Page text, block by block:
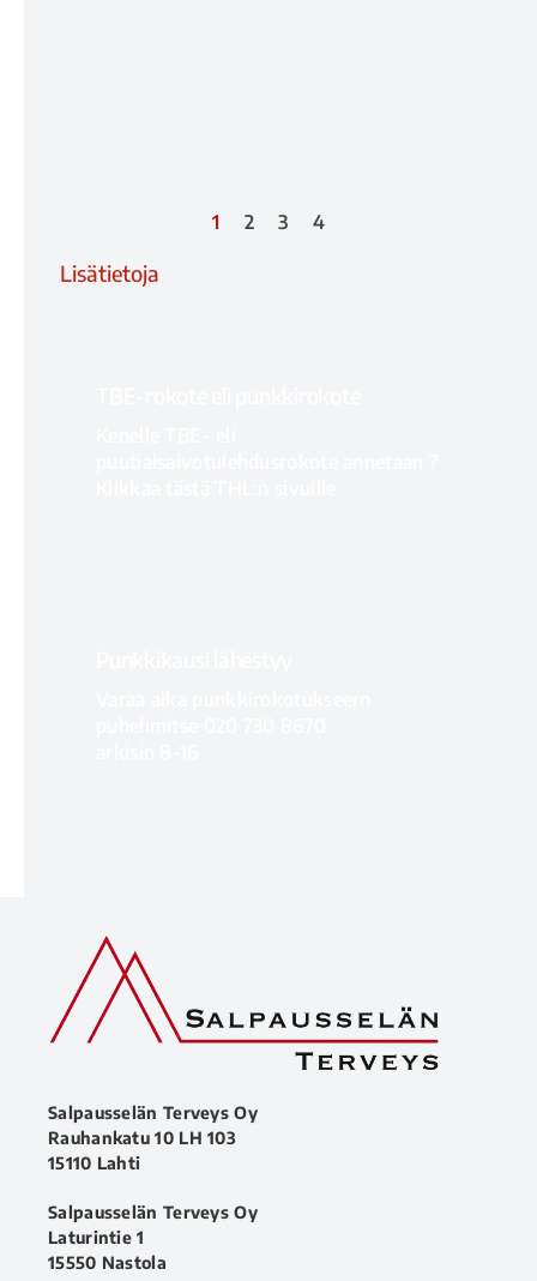
1 2 3 4
Lisätietoja
Salpausselän Terveys Oy
Rauhankatu 10 LH 103
15110 Lahti
Salpausselän Terveys Oy
Laturintie 1
15550 Nastola